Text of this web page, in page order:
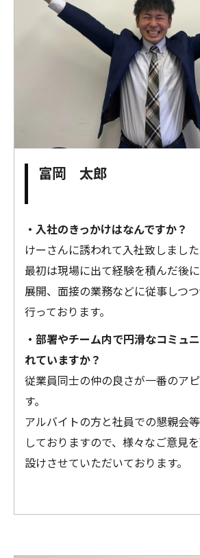
富岡 太郎
・入社のきっかけはなんですか？
けーさんに誘われて入社致しました
最初は現場に出て経験を積んだ後
展開、面接の業務などに従事しつつ
行っております。
・部署やチーム内で円滑なコミュ
れていますか？
従業員同士の仲の良さが一番のア
す。
アルバイトの方と社員での懇親会
しておりますので、様々なご意見
設けさせていただいております。